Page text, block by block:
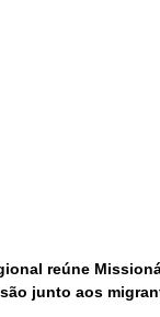
reúne
junto aos